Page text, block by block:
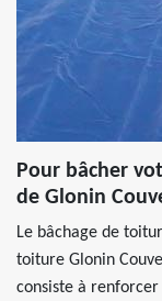
Pour bâcher
de Glonin
Le bâchage de
toiture Glonin
consiste à